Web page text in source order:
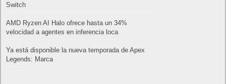
Switch
AMD Ryzen AI Halo ofrece hasta un 34%
velocidad a agentes en inferencia loca
Ya está disponible la nueva temporada de Apex
Legends: Marca